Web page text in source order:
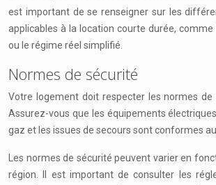
est important de se renseigner sur les
applicables à la location courte durée,
ou le régime réel simplifié.
Normes de sécurité
Votre logement doit respecter les normes de
Assurez-vous que les équipements
gaz et les issues de secours sont conformes
Les normes de sécurité peuvent varier en
région. Il est important de consulter les